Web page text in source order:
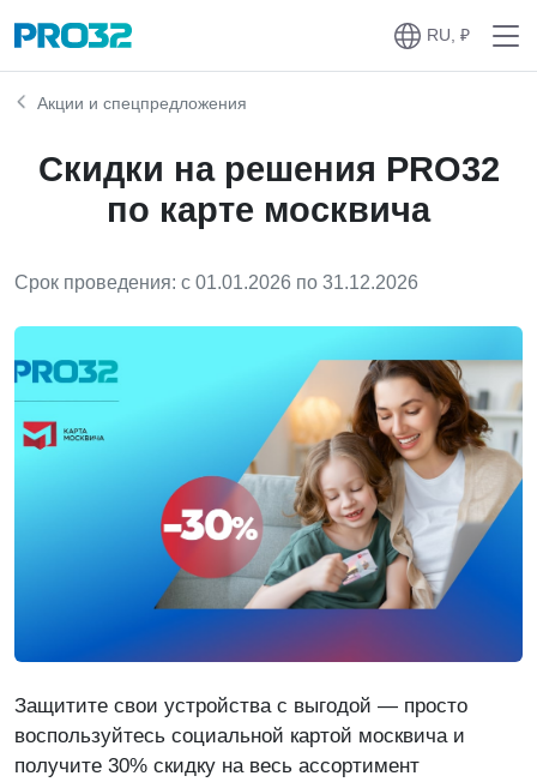
RU, ₽
Акции и спецпредложения
Скидки на решения PRO32
по карте москвича
Срок проведения: c 01.01.2026 по 31.12.2026
Защитите свои устройства с выгодой — просто
воспользуйтесь социальной картой москвича и
получите 30% скидку на весь ассортимент